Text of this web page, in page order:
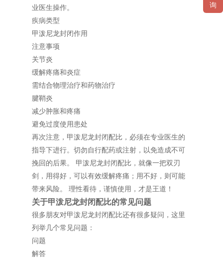
业医生操作。
疾病类型
甲泼尼龙封闭作用
注意事项
关节炎
缓解疼痛和炎症
需结合物理治疗和药物治疗
腱鞘炎
减少肿胀和疼痛
避免过度使用患处
再次注意，甲泼尼龙封闭配比，必须在专业医生的
指导下进行。切勿自行配药或注射，以免造成不可
挽回的后果。 甲泼尼龙封闭配比，就像一把双刃
剑，用得好，可以有效缓解疼痛；用不好，则可能
带来风险。 理性看待，谨慎使用，才是王道！
关于甲泼尼龙封闭配比的常见问题
很多朋友对甲泼尼龙封闭配比还有很多疑问，这里
列举几个常见问题：
问题
解答
询